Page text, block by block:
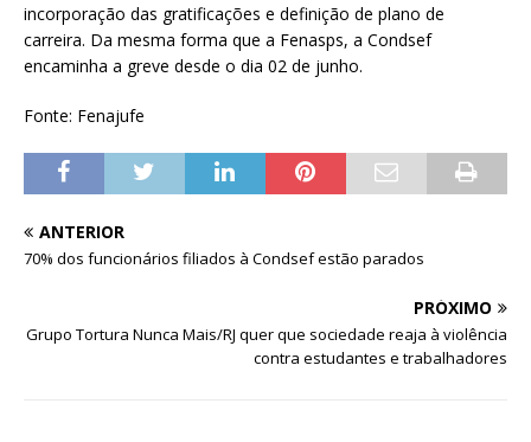
incorporação das gratificações e definição de plano de
carreira. Da mesma forma que a Fenasps, a Condsef
encaminha a greve desde o dia 02 de junho.
Fonte: Fenajufe
ANTERIOR
70% dos funcionários filiados à Condsef estão parados
PRÓXIMO
Grupo Tortura Nunca Mais/RJ quer que sociedade reaja à violência
contra estudantes e trabalhadores